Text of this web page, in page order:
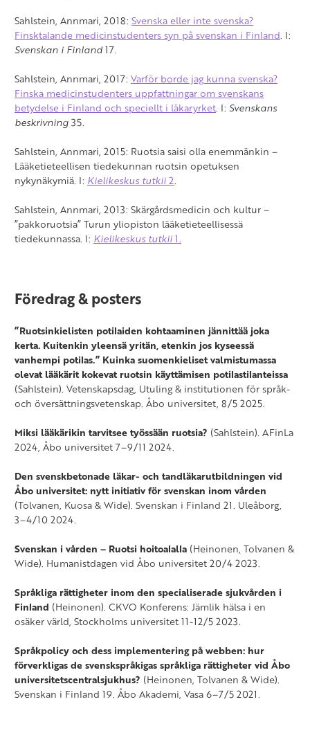
Sahlstein, Annmari, 2018: Svenska eller inte svenska?
Finsktalande medicinstudenters syn på svenskan i Finland. I:
Svenskan i Finland17.
Sahlstein, Annmari, 2017: Varför borde jag kunna svenska?
Finska medicinstudenters uppfattningar om svenskans
betydelse i Finland och speciellt i läkaryrket. I: Svenskans
beskrivning35.
Sahlstein, Annmari, 2015: Ruotsia saisi olla enemmänkin –
Lääketieteellisen tiedekunnan ruotsin opetuksen
nykynäkymiä. I: Kielikeskus tutkii2.
Sahlstein, Annmari, 2013: Skärgårdsmedicin och kultur –
”pakkoruotsia” Turun yliopiston lääketieteellisessä
tiedekunnassa. I: Kielikeskus tutkii1.
Föredrag & posters
”Ruotsinkielisten potilaiden kohtaaminen jännittää joka
kerta. Kuitenkin yleensä yritän, etenkin jos kyseessä
vanhempi potilas.” Kuinka suomenkieliset valmistumassa
olevat lääkärit kokevat ruotsin käyttämisen potilastilanteissa
(Sahlstein). Vetenskapsdag, Utuling & institutionen för språk-
och översättningsvetenskap. Åbo universitet, 8/5 2025.
Miksi lääkärikin tarvitsee työssään ruotsia? (Sahlstein). AFinLa
2024, Åbo universitet 7–9/11 2024.
Den svenskbetonade läkar- och tandläkarutbildningen vid
Åbo universitet: nytt initiativ för svenskan inom vården
(Tolvanen, Kuosa & Wide). Svenskan i Finland 21. Uleåborg,
3–4/10 2024.
Svenskan i vården – Ruotsi hoitoalalla (Heinonen, Tolvanen &
Wide). Humanistdagen vid Åbo universitet 20/4 2023.
Språkliga rättigheter inom den specialiserade sjukvården i
Finland (Heinonen). CKVO Konferens: Jämlik hälsa i en
osäker värld, Stockholms universitet 11-12/5 2023.
Språkpolicy och dess implementering på webben: hur
förverkligas de svenskspråkigas språkliga rättigheter vid Åbo
universitetscentralsjukhus? (Heinonen, Tolvanen & Wide).
Svenskan i Finland 19. Åbo Akademi, Vasa 6–7/5 2021.